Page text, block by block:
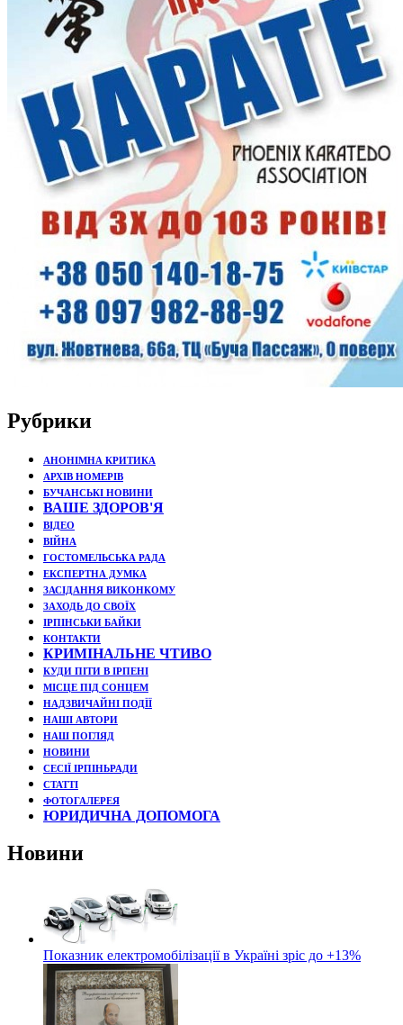
Рубрики
АНОНІМНА КРИТИКА
АРХІВ НОМЕРІВ
БУЧАНСЬКІ НОВИНИ
ВАШЕ ЗДОРОВ'Я
ВІДЕО
ВІЙНА
ГОСТОМЕЛЬСЬКА РАДА
ЕКСПЕРТНА ДУМКА
ЗАСІДАННЯ ВИКОНКОМУ
ЗАХОДЬ ДО СВОЇХ
ІРПІНСЬКИ БАЙКИ
КОНТАКТИ
КРИМІНАЛЬНЕ ЧТИВО
КУДИ ПІТИ В ІРПЕНІ
МІСЦЕ ПІД СОНЦЕМ
НАДЗВИЧАЙНІ ПОДЇЇ
НАШІ АВТОРИ
НАШ ПОГЛЯД
НОВИНИ
СЕСІЇ ІРПІНЬРАДИ
СТАТТІ
ФОТОГАЛЕРЕЯ
ЮРИДИЧНА ДОПОМОГА
Новини
Показник електромобілізації в Україні зріс до +13%